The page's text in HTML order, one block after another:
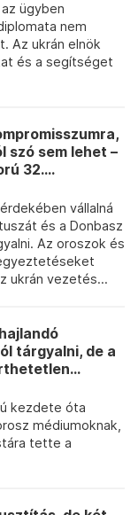
ügyben
nem
Az ukrán elnök
és a segítséget
szó sem lehet –
32....
vállalná
és a Donbasz
Az oroszok és
ukrán vezetés...
tárgyalni, de a
kezdete óta
médiumoknak,
tette a